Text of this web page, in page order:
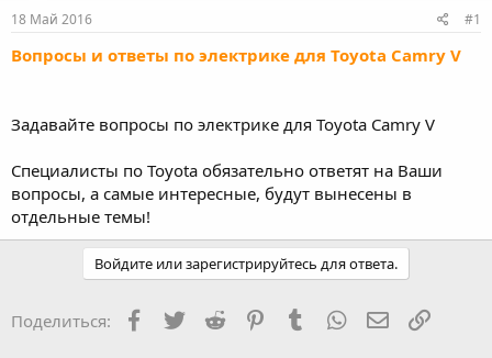
е
м
ы
л
18 Май 2016 #1
Вопросы и ответы по электрике для Toyota Camry V
Задавайте вопросы по электрике для Toyota Camry V
Специалисты по Toyota обязательно ответят на Ваши
вопросы, а самые интересные, будут вынесены в
отдельные темы!
Войдите или зарегистрируйтесь для ответа.
Поделиться: Facebook
TwitterReddit PinterestTumblr WhatsApp Ссылка